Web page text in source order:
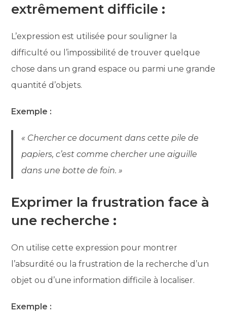
extrêmement difficile :
L’expression est utilisée pour souligner la
difficulté ou l’impossibilité de trouver quelque
chose dans un grand espace ou parmi une grande
quantité d’objets.
Exemple :
« Chercher ce document dans cette pile de
papiers, c’est comme chercher une aiguille
dans une botte de foin. »
Exprimer la frustration face à
une recherche :
On utilise cette expression pour montrer
l’absurdité ou la frustration de la recherche d’un
objet ou d’une information difficile à localiser.
Exemple :